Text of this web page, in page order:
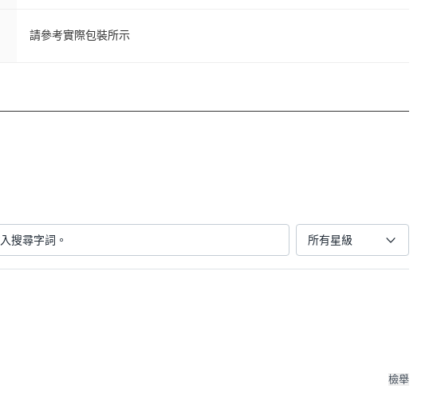
請參考實際包裝所示
所有星級
檢舉